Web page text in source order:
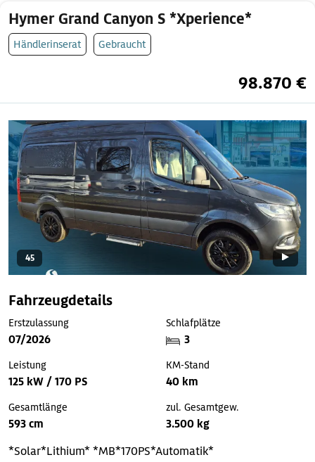
Hymer Grand Canyon S *Xperience*
Händlerinserat Gebraucht
98.870 €
45
Fahrzeugdetails
Erstzulassung
07/2026
Schlafplätze
3
Leistung
125 kW / 170 PS
KM-Stand
40 km
Gesamtlänge
593 cm
zul. Gesamtgew.
3.500 kg
*Solar*Lithium**MB*170PS*Automatik*